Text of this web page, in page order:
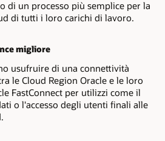
di un processo più semplice per la
di tutti i loro carichi di lavoro.
migliore
usufruire di una connettività
le Cloud Region Oracle e le loro
FastConnect per utilizzi come il
o l'accesso degli utenti finali alle